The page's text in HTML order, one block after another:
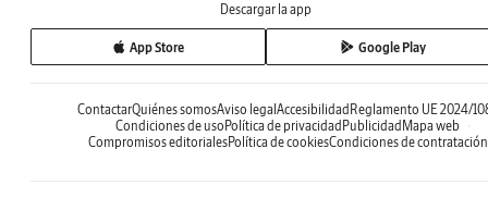
Descargar la app
App Store Google Play
ContactarQuiénes somosAviso legal Accesibilidad Reglamento UE 2024/
Condiciones de uso Política de privacidad Publicidad Mapa web
Compromisos editorialesPolítica de cookiesCondiciones de contratación